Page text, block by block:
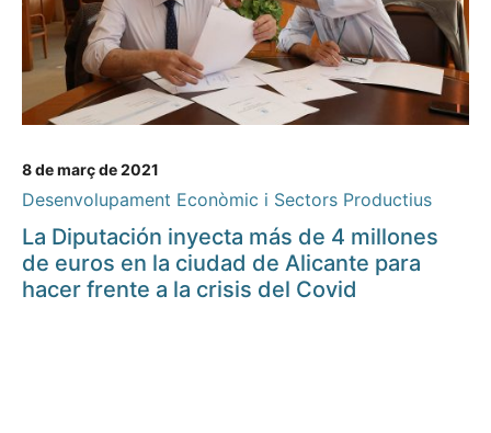
8 de març de 2021
Desenvolupament Econòmic i Sectors Productius
La Diputación inyecta más de 4 millones
de euros en la ciudad de Alicante para
hacer frente a la crisis del Covid